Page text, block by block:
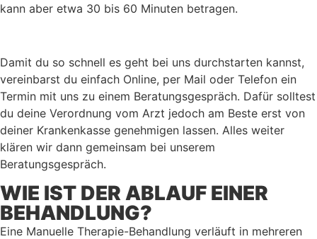
kann aber etwa 30 bis 60 Minuten betragen.
Damit du so schnell es geht bei uns durchstarten kannst,
vereinbarst du einfach Online, per Mail oder Telefon ein
Termin mit uns zu einem Beratungsgespräch. Dafür solltest
du deine Verordnung vom Arzt jedoch am Beste erst von
deiner Krankenkasse genehmigen lassen. Alles weiter
klären wir dann gemeinsam bei unserem
Beratungsgespräch.
WIE IST DER ABLAUF EINER
BEHANDLUNG?
Eine Manuelle Therapie-Behandlung verläuft in mehreren